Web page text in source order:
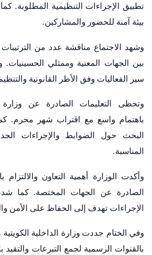
تطبيق الإجراءات التنظيمية المطلوبة.
بيئة آمنة للحضور والمشاركين.
وشهد الاجتماع مناقشة عدد من الترتيبات
بين الجهات المعنية وممثلي
سير الفعاليات وفق الأطر القانونية
وتحظى التعليمات الصادرة عن وزارة
باهتمام واسع مع اقتراب شهر محرم.
البحث حول الضوابط والإجراءات
المناسبة.
وأكدت الوزارة أهمية التعاون والالتزام
الصادرة عن الجهات المختصة. كما
الإجراءات تهدف إلى الحفاظ على الأمن
وفي الختام جددت وزارة الداخلية الكويتية
بالقنوات الرسمية لجمع التبرعات والتقيد